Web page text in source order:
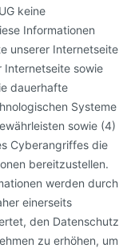
keine
Informationen
unserer Internetseite
Internetseite sowie
dauerhafte
Systeme
sowie (4)
Cyberangriffes die
bereitzustellen.
werden durch
einerseits
den Datenschutz
zu erhöhen, um